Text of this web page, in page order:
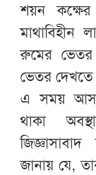
শয়ন কক্ষের
রুমের ভেতর
ভেতর দেখতে
এ সময়
থাকা
জানায় যে,